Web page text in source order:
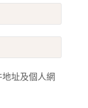
址及個人網